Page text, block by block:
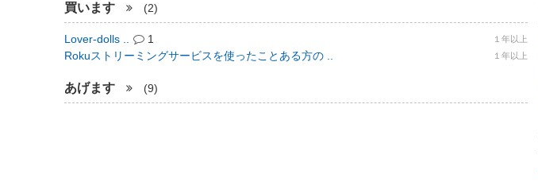
買います (2)
Lover-dolls .. 1 １年以上
Rokuストリーミングサービスを使ったことある方の .. １年以上
あげます (9)